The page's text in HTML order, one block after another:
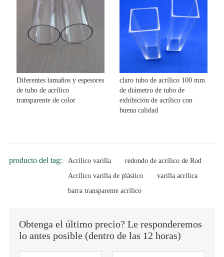
Diferentes tamaños y espesores
de tubo de acrílico
transparente de color
claro tubo de acrílico 100 mm
de diámetro de tubo de
exhibición de acrílico con
buena calidad
producto del tag: Acrílico varilla
redondo de acrílico de Rod
Acrílico varilla de plástico
varilla acrílica
barra transparente acrílico
Obtenga el último precio? Le responderemos
lo antes posible (dentro de las 12 horas)